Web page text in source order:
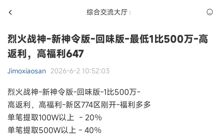
综合交流大厅
烈火战神-新神令版-回味版-最低1比500万-高
返利，高福利647
Jimoxiaosan 2026-6-2 10:52:03
烈火战神-新神令版-回味版-1比500万-
高返利，高福利-新区774区刚开-福利多多
单笔提取100W以上 - 20％
单笔提取500W以上 - 40％